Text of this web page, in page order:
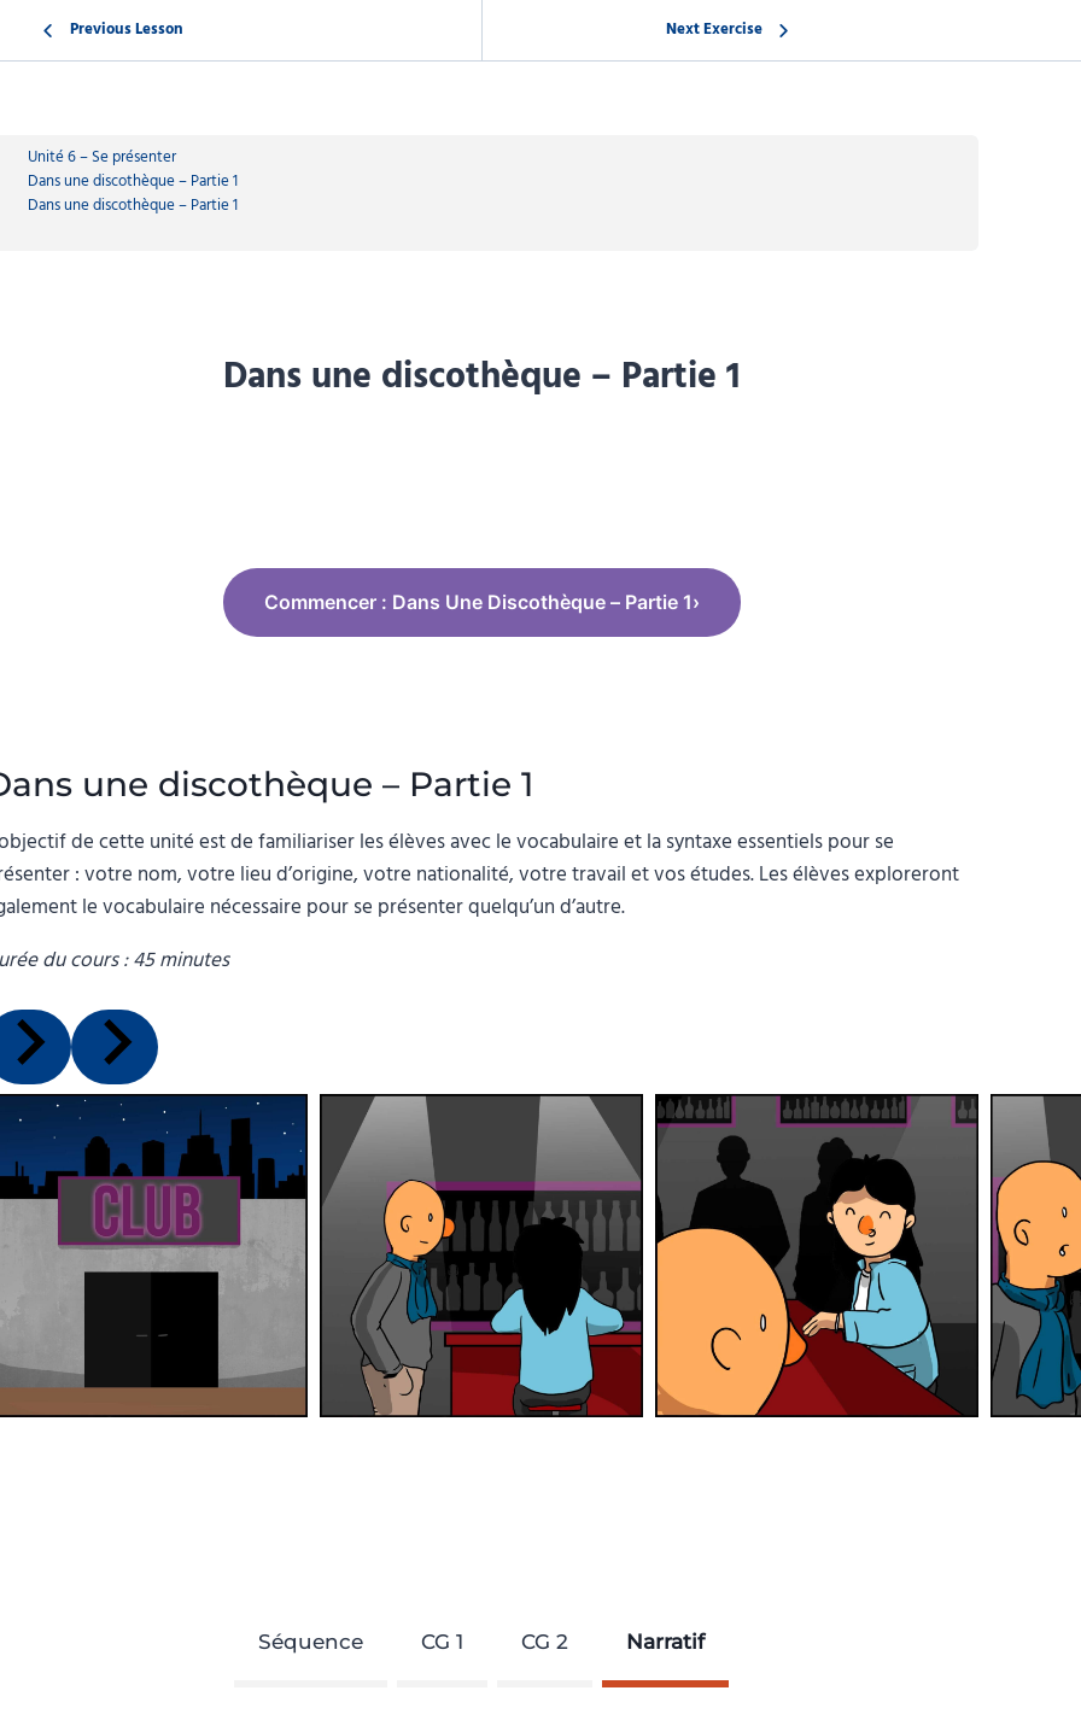
Previous Lesson Next Exercise
Unité 6 – Se présenter
Dans une discothèque – Partie 1
Dans une discothèque – Partie 1
Dans une discothèque – Partie 1
Commencer : Dans Une Discothèque – Partie 1›
une discothèque – Partie 1
de cette unité est de familiariser les élèves avec le vocabulaire et la syntaxe essentiels pour se
: votre nom, votre lieu d’origine, votre nationalité, votre travail et vos études. Les élèves exploreront
le vocabulaire nécessaire pour se présenter quelqu’un d’autre.
du cours : 45 minutes
Séquence CG 1 CG 2 Narratif